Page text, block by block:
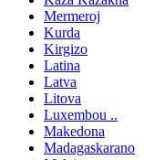
Mermeroj
Kurda
Kirgizo
Latina
Latva
Litova
Luxembou ..
Makedona
Madagaskarano